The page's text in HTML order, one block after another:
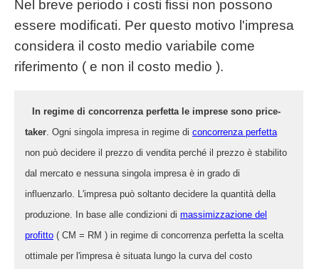
Nel breve periodo i costi fissi non possono
essere modificati. Per questo motivo l'impresa
considera il costo medio variabile come
riferimento ( e non il costo medio ).
In regime di concorrenza perfetta le imprese sono price-
taker. Ogni singola impresa in regime di concorrenza perfetta
non può decidere il prezzo di vendita perché il prezzo è stabilito
dal mercato e nessuna singola impresa è in grado di
influenzarlo. L'impresa può soltanto decidere la quantità della
produzione. In base alle condizioni di massimizzazione del
profitto ( CM = RM ) in regime di concorrenza perfetta la scelta
ottimale per l'impresa è situata lungo la curva del costo